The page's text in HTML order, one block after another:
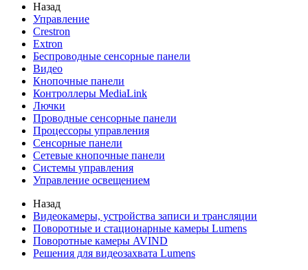
Назад
Управление
Crestron
Extron
Беспроводные сенсорные панели
Видео
Кнопочные панели
Контроллеры MediaLink
Лючки
Проводные сенсорные панели
Процессоры управления
Сенсорные панели
Сетевые кнопочные панели
Системы управления
Управление освещением
Назад
Видеокамеры, устройства записи и трансляции
Поворотные и стационарные камеры Lumens
Поворотные камеры AVIND
Решения для видеозахвата Lumens